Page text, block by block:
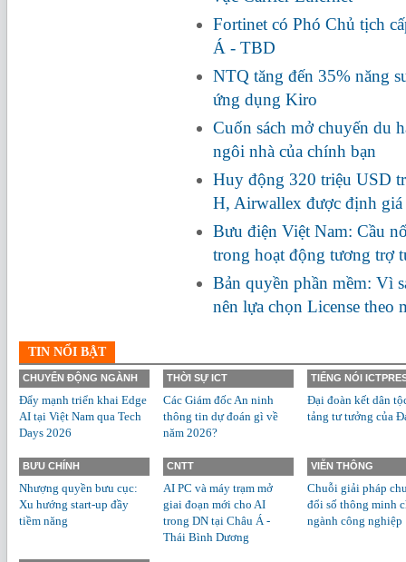
Fortinet có Phó Chủ tịch
Á - TBD
NTQ tăng đến 35% năng
ứng dụng Kiro
Cuốn sách mở chuyến du
ngôi nhà của chính bạn
Huy động 320 triệu USD
H, Airwallex được định
Bưu điện Việt Nam: Cầu
trong hoạt động tương trợ
Bản quyền phần mềm: Vì
nên lựa chọn License theo
TIN NỔI BẬT
CHUYỂN ĐỘNG NGÀNH
Đẩy mạnh triển khai Edge
AI tại Việt Nam qua Tech
Days 2026
THỜI SỰ ICT
Các Giám đốc An ninh
thông tin dự đoán gì về
năm 2026?
TIẾNG NÓI
Đại đoàn kết dân
tảng tư tưởng của
BƯU CHÍNH
Nhượng quyền bưu cục:
Xu hướng start-up đầy
tiềm năng
CNTT
AI PC và máy trạm mở
giai đoạn mới cho AI
trong DN tại Châu Á -
Thái Bình Dương
VIỄN THÔNG
Chuỗi giải pháp
đổi số thông minh
ngành công nghiệp